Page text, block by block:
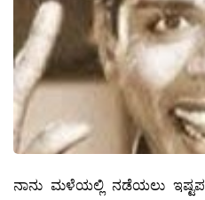
ನಾನು ಮಳೆಯಲ್ಲಿ ನಡೆಯಲು